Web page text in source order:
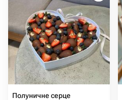
Полуничне серце